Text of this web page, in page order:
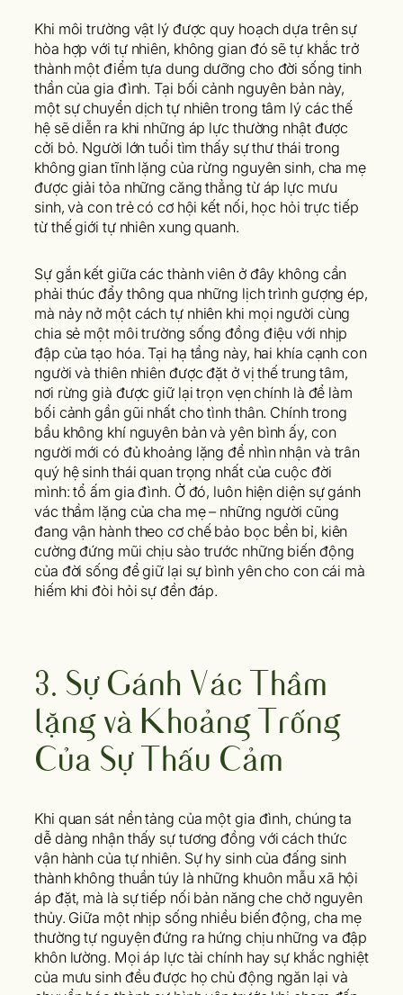
Khi môi trường vật lý được quy hoạch dựa trên sự
hòa hợp với tự nhiên, không gian đó sẽ tự khắc trở
thành một điểm tựa dung dưỡng cho đời sống tinh
thần của gia đình. Tại bối cảnh nguyên bản này,
một sự chuyển dịch tự nhiên trong tâm lý các thế
hệ sẽ diễn ra khi những áp lực thường nhật được
cởi bỏ. Người lớn tuổi tìm thấy sự thư thái trong
không gian tĩnh lặng của rừng nguyên sinh, cha mẹ
được giải tỏa những căng thẳng từ áp lực mưu
sinh, và con trẻ có cơ hội kết nối, học hỏi trực tiếp
từ thế giới tự nhiên xung quanh.
Sự gắn kết giữa các thành viên ở đây không cần
phải thúc đẩy thông qua những lịch trình gượng ép,
mà nảy nở một cách tự nhiên khi mọi người cùng
chia sẻ một môi trường sống đồng điệu với nhịp
đập của tạo hóa. Tại hạ tầng này, hai khía cạnh con
người và thiên nhiên được đặt ở vị thế trung tâm,
nơi rừng già được giữ lại trọn vẹn chính là để làm
bối cảnh gần gũi nhất cho tình thân. Chính trong
bầu không khí nguyên bản và yên bình ấy, con
người mới có đủ khoảng lặng để nhìn nhận và trân
quý hệ sinh thái quan trọng nhất của cuộc đời
mình: tổ ấm gia đình. Ở đó, luôn hiện diện sự gánh
vác thầm lặng của cha mẹ – những người cũng
đang vận hành theo cơ chế bảo bọc bền bỉ, kiên
cường đứng mũi chịu sào trước những biến động
của đời sống để giữ lại sự bình yên cho con cái mà
hiếm khi đòi hỏi sự đền đáp.
3. Sự Gánh Vác Thầm
lặng và Khoảng Trống
Của Sự Thấu Cảm
Khi quan sát nền tảng của một gia đình, chúng ta
dễ dàng nhận thấy sự tương đồng với cách thức
vận hành của tự nhiên. Sự hy sinh của đấng sinh
thành không thuần túy là những khuôn mẫu xã hội
áp đặt, mà là sự tiếp nối bản năng che chở nguyên
thủy. Giữa một nhịp sống nhiều biến động, cha mẹ
thường tự nguyện đứng ra hứng chịu những va đập
khôn lường. Mọi áp lực tài chính hay sự khắc nghiệt
của mưu sinh đều được họ chủ động ngăn lại và